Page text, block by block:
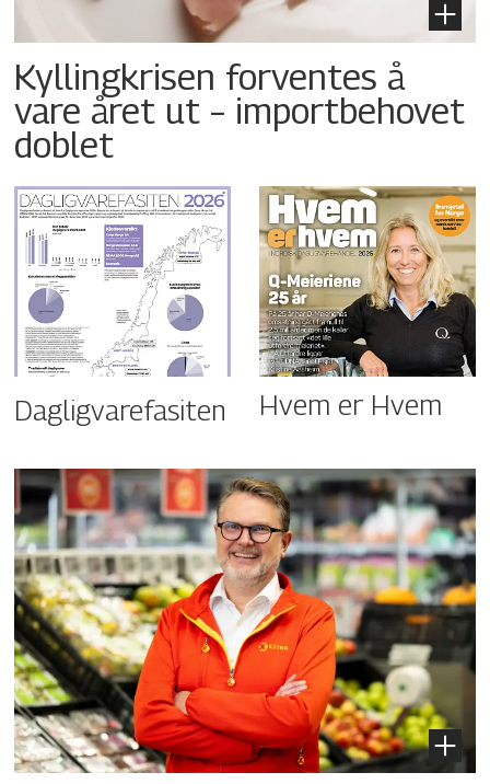
Kyllingkrisen forventes å
vare året ut – importbehovet
doblet
Dagligvarefasiten Hvem er Hvem